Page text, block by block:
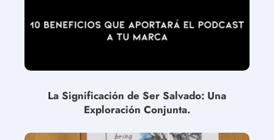
La Significación de Ser Salvado: Una
Exploración Conjunta.